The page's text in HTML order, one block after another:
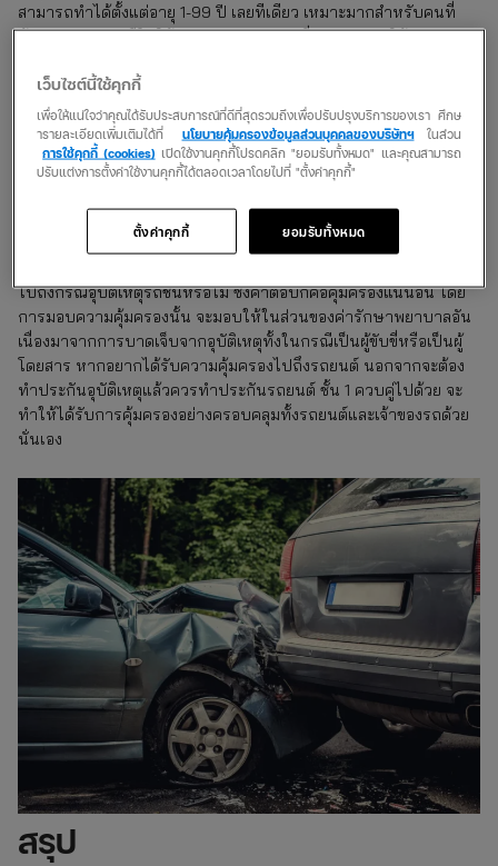
สามารถทำได้ตั้งแต่อายุ 1-99 ปี เลยทีเดียว เหมาะมากสำหรับคนที่
ต้องการวางแผนชีวิตให้ปลอดภัย, วางแผนเกี่ยวกับมรดกให้กับ
ค่าใช้จ่าย แม้แต่เป็นค่ารักษาพยาบาลก็มีบริษัทประกันจ่ายให้
หากเกิดรถชน ประกันอุบัติเหตุ
คุ้มครองไหม
ประกันอุบัติเหตุ ถือเป็นอีกหนึ่งประกันที่คุ้มครองได้อย่างวงกว้างและ
ไปถึงกรณีอุบัติเหตุรถชนหรือไม่ ซึ่งคำตอบก็คือคุ้มครองแน่นอน โดย
การมอบความคุ้มครองนั้น จะมอบให้ในส่วนของค่ารักษาพยาบาลอัน
เนื่องมาจากการบาดเจ็บจากอุบัติเหตุทั้งในกรณีเป็นผู้ขับขี่หรือเป็นผู้
โดยสาร หากอยากได้รับความคุ้มครองไปถึงรถยนต์ นอกจากจะต้อง
ทำประกันอุบัติเหตุแล้วควรทำประกันรถยนต์ ชั้น 1 ควบคู่ไปด้วย จะ
ทำให้ได้รับการคุ้มครองอย่างครอบคลุมทั้งรถยนต์และเจ้าของรถด้วย
นั่นเอง
สรุป
เว็บไซต์นี้ใช้คุกกี้
เพื่อให้แน่ใจว่าคุณได้รับประสบการณ์ที่ดีที่สุดรวมถึงเพื่อปรับปรุงบริการของเรา ศึกษ
ารายละเอียดเพิ่มเติมได้ที่
นโยบายคุ้มครองข้อมูลส่วนบุคคลของบริษัทฯในส่วน
การใช้คุกกี้ (cookies) เปิดใช้งานคุกกี้โปรดคลิก "ยอมรับทั้งหมด" และคุณสามารถ
ปรับแต่งการตั้งค่าใช้งานคุกกี้ได้ตลอดเวลาโดยไปที่ "ตั้งค่าคุกกี้"
ยอมรับทั้งหมด
ตั้งค่าคุกกี้